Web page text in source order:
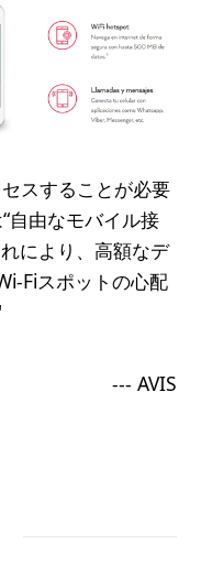
スすることが必要
自由なモバイル接
により、高額なデ
Fiスポットの心配
--- AVIS